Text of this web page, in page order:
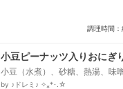
調理時間：
小豆ピーナッツ入りおにぎ
小豆（水煮）、砂糖、熱湯、味
飯、塩
by ♪ドレミ♪ ✧⁎*･.☆